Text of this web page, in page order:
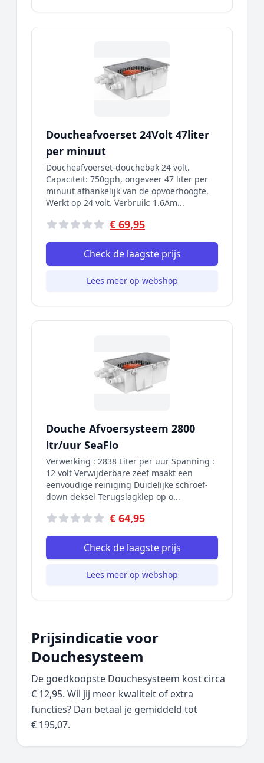
Doucheafvoerset 24Volt 47liter
per minuut
Doucheafvoerset-douchebak 24 volt.
Capaciteit: 750gph, ongeveer 47 liter per
minuut afhankelijk van de opvoerhoogte.
Werkt op 24 volt. Verbruik: 1.6Am...
€ 69,95
Check de laagste prijs
Lees meer op webshop
Douche Afvoersysteem 2800
ltr/uur SeaFlo
Verwerking : 2838 Liter per uur Spanning :
12 volt Verwijderbare zeef maakt een
eenvoudige reiniging Duidelijke schroef-
down deksel Terugslagklep op o...
€ 64,95
Check de laagste prijs
Lees meer op webshop
Prijsindicatie voor
Douchesysteem
De goedkoopste Douchesysteem kost circa
€ 12,95. Wil jij meer kwaliteit of extra
functies? Dan betaal je gemiddeld tot
€ 195,07.